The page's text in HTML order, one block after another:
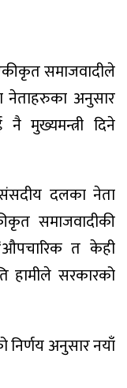
समाजवादीले
नेताहरुका अनुसार
मुख्यमन्त्री दिने
दलका नेता
समाजवादीकी
‘औपचारिक त केही
हामीले सरकारको
निर्णय अनुसार नयाँ